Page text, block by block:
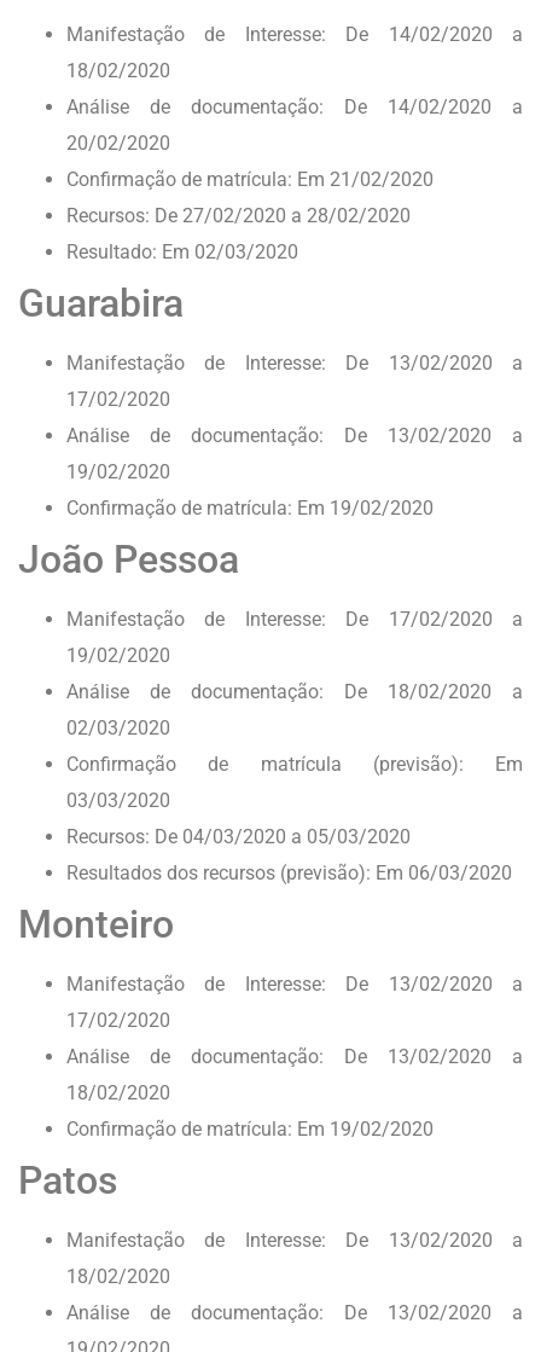
Manifestação de Interesse: De 14/02/2020 a
18/02/2020
Análise de documentação: De 14/02/2020 a
20/02/2020
Confirmação de matrícula: Em 21/02/2020
Recursos: De 27/02/2020 a 28/02/2020
Resultado: Em 02/03/2020
Guarabira
Manifestação de Interesse: De 13/02/2020 a
17/02/2020
Análise de documentação: De 13/02/2020 a
19/02/2020
Confirmação de matrícula: Em 19/02/2020
João Pessoa
Manifestação de Interesse: De 17/02/2020 a
19/02/2020
Análise de documentação: De 18/02/2020 a
02/03/2020
Confirmação de matrícula (previsão): Em
03/03/2020
Recursos: De 04/03/2020 a 05/03/2020
Resultados dos recursos (previsão): Em 06/03/2020
Monteiro
Manifestação de Interesse: De 13/02/2020 a
17/02/2020
Análise de documentação: De 13/02/2020 a
18/02/2020
Confirmação de matrícula: Em 19/02/2020
Patos
Manifestação de Interesse: De 13/02/2020 a
18/02/2020
Análise de documentação: De 13/02/2020 a